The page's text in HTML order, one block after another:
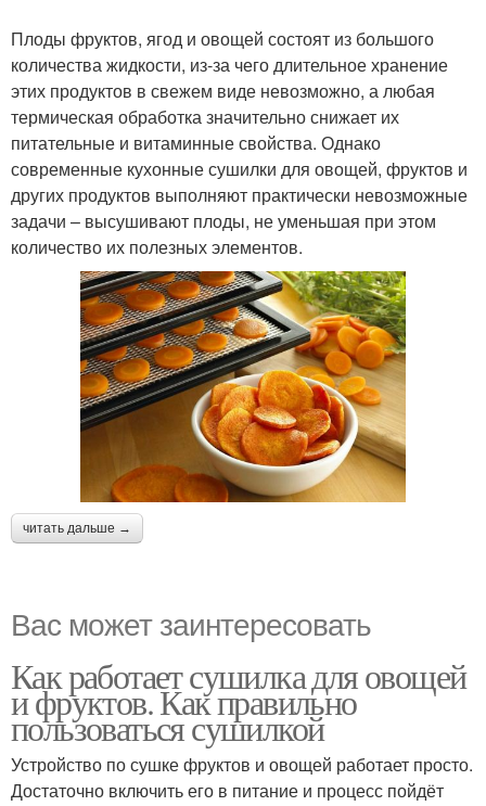
Плоды фруктов, ягод и овощей состоят из большого
количества жидкости, из-за чего длительное хранение
этих продуктов в свежем виде невозможно, а любая
термическая обработка значительно снижает их
питательные и витаминные свойства. Однако
современные кухонные сушилки для овощей, фруктов и
других продуктов выполняют практически невозможные
задачи – высушивают плоды, не уменьшая при этом
количество их полезных элементов.
читать дальше →
Вас может заинтересовать
Как работает сушилка для овощей
и фруктов. Как правильно
пользоваться сушилкой
Устройство по сушке фруктов и овощей работает просто.
Достаточно включить его в питание и процесс пойдёт